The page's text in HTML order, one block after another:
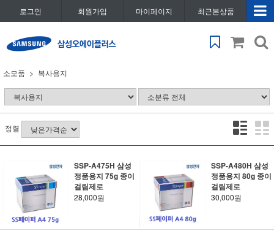
로그인 회원가입 마이페이지 최근본상품
소모품 복사용지
정렬
SSP-A475H 삼성
정품용지 75g 종이
걸림제로
28,000원
SSP-A480H 삼성
정품용지 80g 종이
걸림제로
30,000원